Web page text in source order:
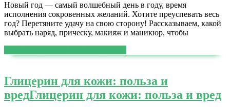
Новый год — самый волшебный день в году, время
исполнения сокровенных желаний. Хотите преуспевать весь
год? Перетяните удачу на свою сторону! Рассказываем, какой
выбрать наряд, прическу, макияж и маникюр, чтобы
Глицерин для кожи: польза и
вредГлицерин для кожи: польза и вред